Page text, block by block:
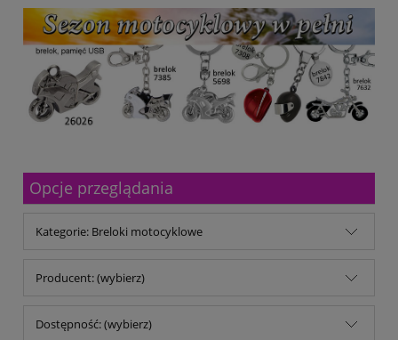
Emeko
Fol-Plast
Fruit Of The Loom
Fruit Of The Loom
Glasmark
Grand
Heri
Malfini
Michalczyk & Prokop
Mitsubishi Company
MM Kwidzyń Sp. z o.o.
Mondi
No name
Panta Plast
Opcje przeglądania
Kategorie: Breloki motocyklowe
Producent: (wybierz)
Dostępność: (wybierz)